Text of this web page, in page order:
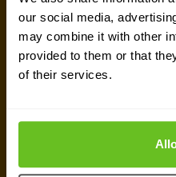
our social media,
may combine it with other
provided to them or that
of their services.